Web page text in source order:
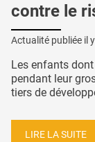
contre le
Actualité publiée il
Les enfants
pendant leur
tiers de
LIRE LA SUITE